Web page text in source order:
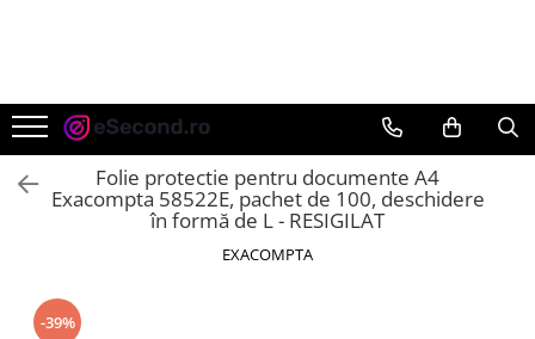
Auto Moto
Accesorii Auto
Anvelope & Jante
Echipamente pentru Atelier
Intretinere & Cosmetica auto
Folie protectie pentru documente A4
Exacompta 58522E, pachet de 100, deschidere
în formă de L - RESIGILAT
EXACOMPTA
-39%